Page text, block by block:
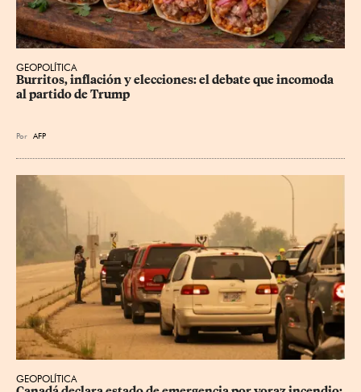
GEOPOLÍTICA
Burritos, inflación y elecciones: el debate que incomoda
al partido de Trump
Por AFP
GEOPOLÍTICA